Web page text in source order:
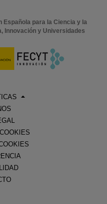
Española para la Ciencia y la
Innovación y Universidades